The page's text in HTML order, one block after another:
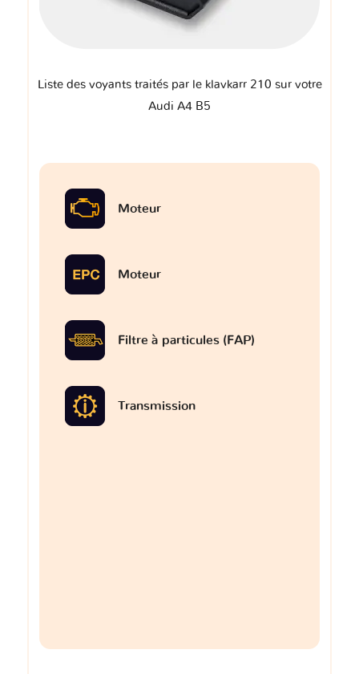
Liste des voyants traités par le klavkarr 210 sur votre
Audi A4 B5
Moteur
Moteur
Filtre à particules (FAP)
Transmission